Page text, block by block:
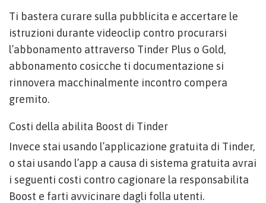
Ti bastera curare sulla pubblicita e accertare le
istruzioni durante videoclip contro procurarsi
l’abbonamento attraverso Tinder Plus o Gold,
abbonamento cosicche ti documentazione si
rinnovera macchinalmente incontro compera
gremito.
Costi della abilita Boost di Tinder
Invece stai usando l’applicazione gratuita di Tinder,
o stai usando l’app a causa di sistema gratuita avrai
i seguenti costi contro cagionare la responsabilita
Boost e farti avvicinare dagli folla utenti.